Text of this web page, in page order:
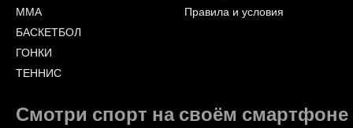
ММА
БАСКЕТБОЛ
ГОНКИ
ТЕННИС
Правила и условия
Смотри спорт на своём смартфоне